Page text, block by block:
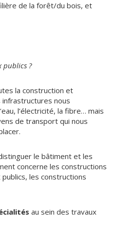
de la forêt/du bois, et
publics ?
la construction et
nous
l’électricité, la fibre… mais
de transport qui nous
le bâtiment et les
concerne les constructions
les constructions
au sein des travaux